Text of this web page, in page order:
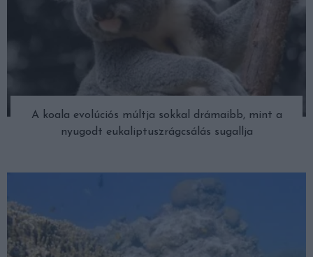
A koala evolúciós múltja sokkal drámaibb, mint a
nyugodt eukaliptuszrágcsálás sugallja